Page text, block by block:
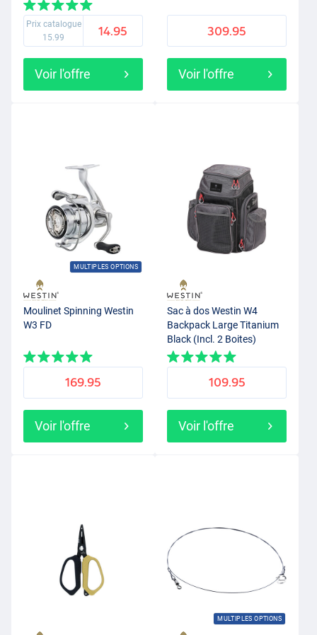
Prix catalogue
15.99
14.95
Voir l'offre
309.95
Voir l'offre
MULTIPLES OPTIONS
Moulinet Spinning Westin
W3 FD
169.95
Voir l'offre
Sac à dos Westin W4
Backpack Large Titanium
Black (Incl. 2 Boites)
109.95
Voir l'offre
MULTIPLES OPTIONS